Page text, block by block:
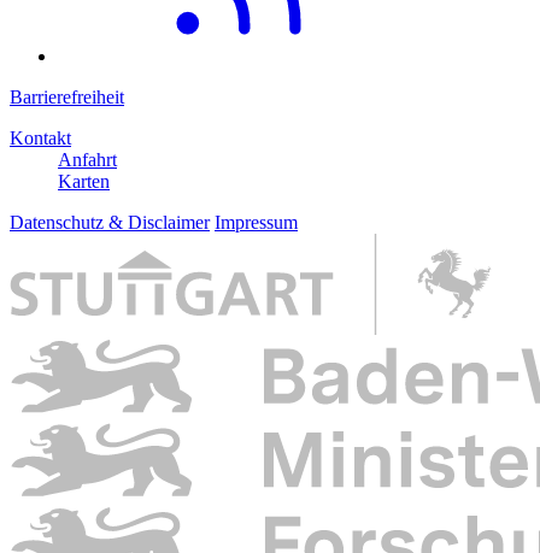
Barrierefreiheit
Kontakt
Anfahrt
Karten
Datenschutz & Disclaimer Impressum